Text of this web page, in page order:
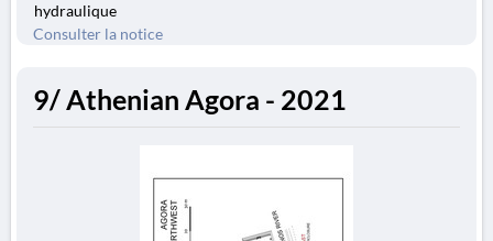
hydraulique
Consulter la notice
9/ Athenian Agora - 2021